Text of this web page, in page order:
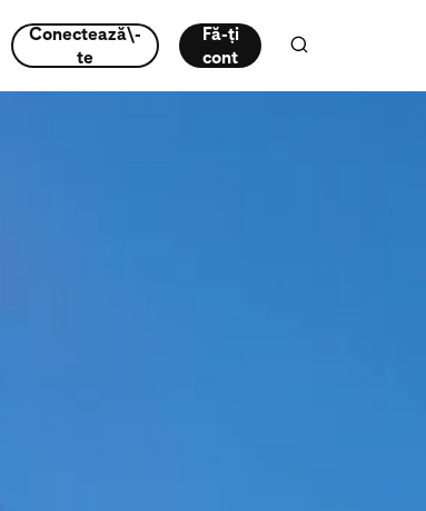
Conectează\-
te
Fă-ți
cont